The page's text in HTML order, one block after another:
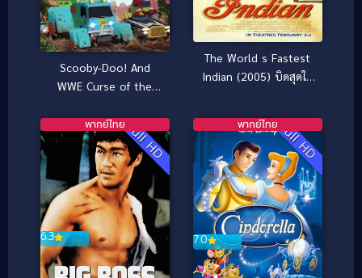
Scooby-Doo! And
WWE Curse of the
สคูบี้-ดู! ตอน คำสาป
ปีศาจพันธุ์ซิ่ง
The World s Fastest
Indian (2005) บิดสุดใจ
Full HD
6.3
พากย์ไทย Full HD
7.0
พากย์ไทย